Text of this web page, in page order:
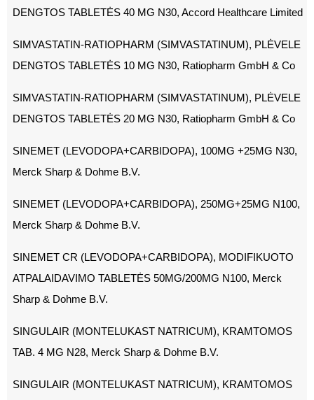
DENGTOS TABLETĖS 40 MG N30, Accord Healthcare Limited
SIMVASTATIN-RATIOPHARM (SIMVASTATINUM), PLĖVELE
DENGTOS TABLETĖS 10 MG N30, Ratiopharm GmbH & Co
SIMVASTATIN-RATIOPHARM (SIMVASTATINUM), PLĖVELE
DENGTOS TABLETĖS 20 MG N30, Ratiopharm GmbH & Co
SINEMET (LEVODOPA+CARBIDOPA), 100MG +25MG N30,
Merck Sharp & Dohme B.V.
SINEMET (LEVODOPA+CARBIDOPA), 250MG+25MG N100,
Merck Sharp & Dohme B.V.
SINEMET CR (LEVODOPA+CARBIDOPA), MODIFIKUOTO
ATPALAIDAVIMO TABLETĖS 50MG/200MG N100, Merck
Sharp & Dohme B.V.
SINGULAIR (MONTELUKAST NATRICUM), KRAMTOMOS
TAB. 4 MG N28, Merck Sharp & Dohme B.V.
SINGULAIR (MONTELUKAST NATRICUM), KRAMTOMOS